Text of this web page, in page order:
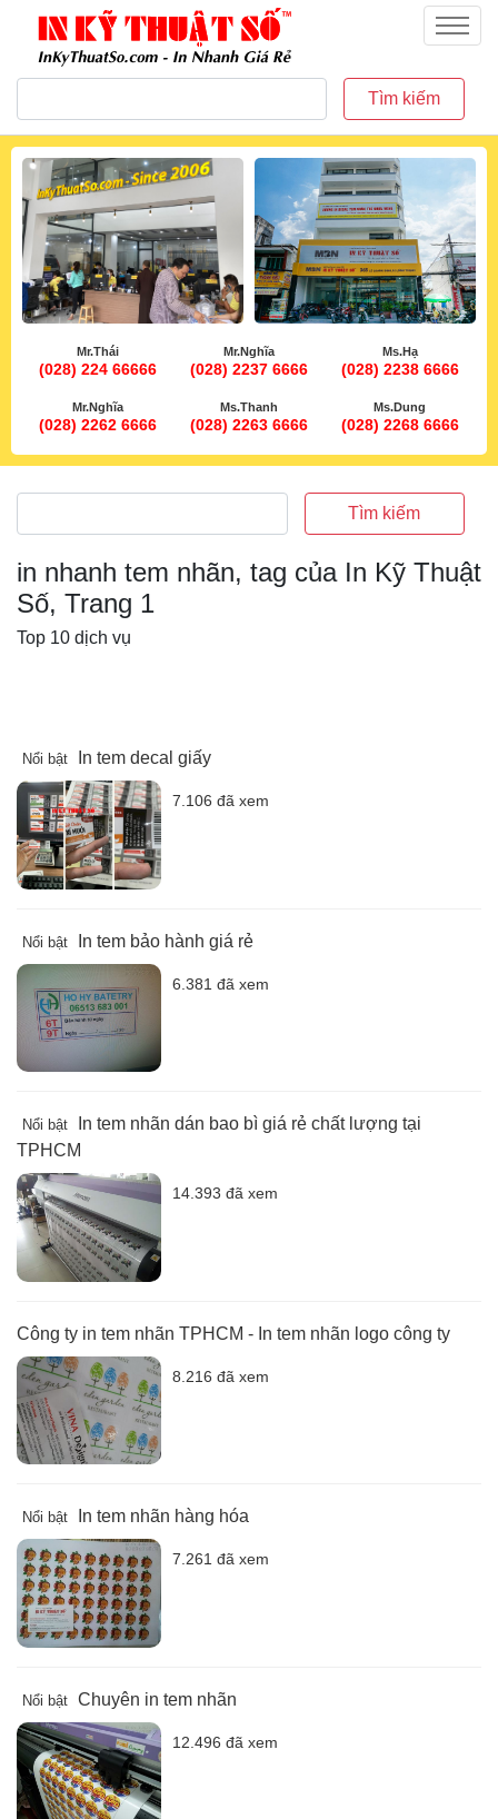
inkythuatso.com
Menu
Tìm kiếm
Mr.Thái
(028) 224 66666
Mr.Nghĩa
(028) 2237 6666
Ms.Hạ
(028) 2238 6666
Mr.Nghĩa
(028) 2262 6666
Ms.Thanh
(028) 2263 6666
Ms.Dung
(028) 2268 6666
Tìm kiếm
in nhanh tem nhãn, tag của In Kỹ Thuật
Số, Trang 1
Top 10 dịch vụ
Nổi bật In tem decal giấy
7.106 đã xem
Nổi bật In tem bảo hành giá rẻ
6.381 đã xem
Nổi bật
In tem nhãn dán bao bì giá rẻ chất lượng tại
TPHCM
14.393 đã xem
Công ty in tem nhãn TPHCM - In tem nhãn logo công ty
8.216 đã xem
Nổi bật In tem nhãn hàng hóa
7.261 đã xem
Nổi bật Chuyên in tem nhãn
12.496 đã xem